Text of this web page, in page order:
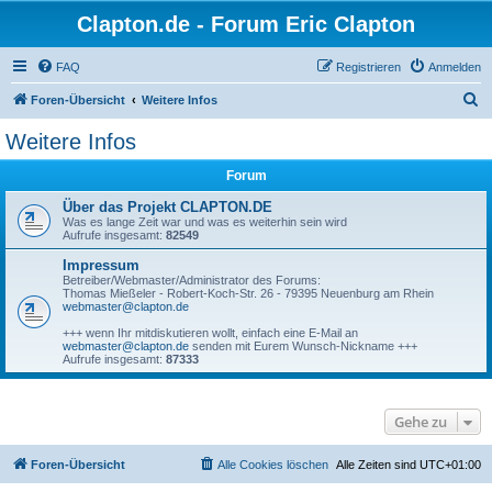
Clapton.de - Forum Eric Clapton
FAQ Anmelden
Registrieren
Foren-Übersicht Weitere Infos
Weitere Infos
Forum
Über das Projekt CLAPTON.DE
Was es lange Zeit war und was es weiterhin sein wird
Aufrufe insgesamt: 82549
Impressum
Betreiber/Webmaster/Administrator des Forums:
Thomas Mießeler - Robert-Koch-Str. 26 - 79395 Neuenburg am Rhein
webmaster@clapton.de
+++ wenn Ihr mitdiskutieren wollt, einfach eine E-Mail an
webmaster@clapton.de senden mit Eurem Wunsch-Nickname +++
Aufrufe insgesamt: 87333
Gehe zu
Foren-Übersicht Alle Zeiten sind UTC+01:00
Alle Cookies löschen